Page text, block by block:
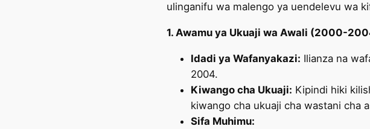
ulinganifu wa malengo ya uendelevu wa
1. Awamu ya Ukuaji wa Awali (2000-
Idadi ya Wafanyakazi: Ilianza na
2004.
Kiwango cha Ukuaji: Kipindi hiki
kiwango cha ukuaji cha wastani cha
Sifa Muhimu: